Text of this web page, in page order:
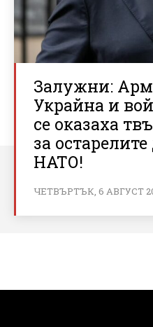
Залужни:
Украйна и
се оказаха
за
НАТО!
ЧЕТВЪРТЪК, 6 АВГУСТ